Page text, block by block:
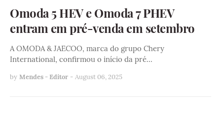
Omoda 5 HEV e Omoda 7 PHEV
entram em pré-venda em setembro
A OMODA & JAECOO, marca do grupo Chery
International, confirmou o início da pré…
by Mendes - Editor - August 06, 2025